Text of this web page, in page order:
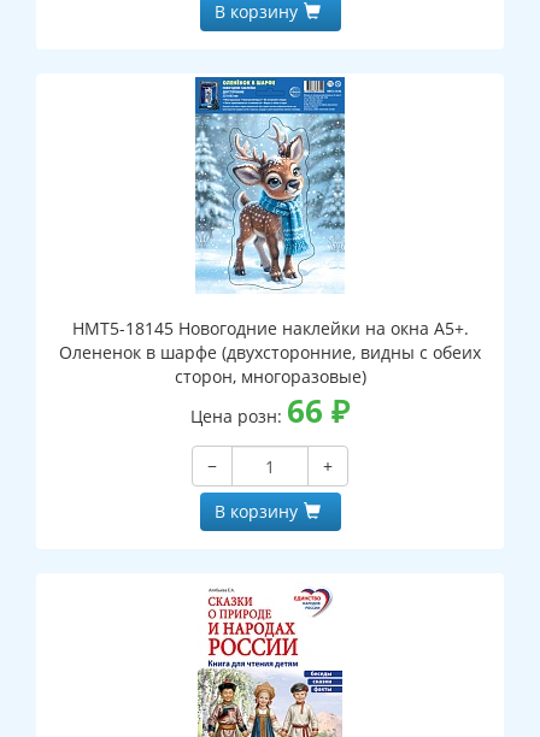
В корзину
НМТ5-18145 Новогодние наклейки на окна А5+.
Олененок в шарфе (двухсторонние, видны с обеих
сторон, многоразовые)
Цена розн: 66 ₽
−
+
В корзину